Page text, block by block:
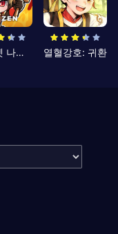
뮤: 포켓 나이츠 열혈강호: 귀환